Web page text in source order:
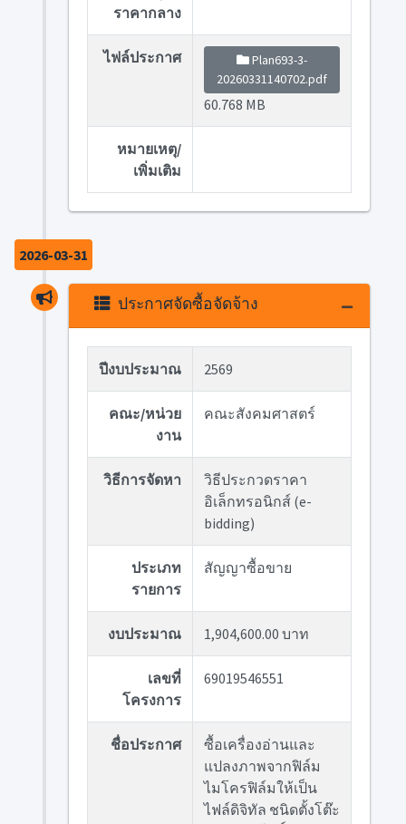
ราคากลาง
ไฟล์ประกาศ
Plan693-3-
20260331140702.pdf
60.768 MB
หมายเหตุ/
เพิ่มเติม
2026-03-31
ประกาศจัดซื้อจัดจ้าง
ปีงบประมาณ 2569
คณะ/หน่วย
งาน
คณะสังคมศาสตร์
วิธีการจัดหา
วิธีประกวดราคา
อิเล็กทรอนิกส์ (e-
bidding)
ประเภท
รายการ
สัญญาซื้อขาย
งบประมาณ 1,904,600.00 บาท
เลขที่
โครงการ
69019546551
ชื่อประกาศ
ซื้อเครื่องอ่านและ
แปลงภาพจากฟิล์ม
ไมโครฟิล์มให้เป็น
ไฟล์ดิจิทัล ชนิดตั้งโต๊ะ